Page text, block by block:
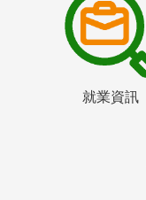
就業資訊